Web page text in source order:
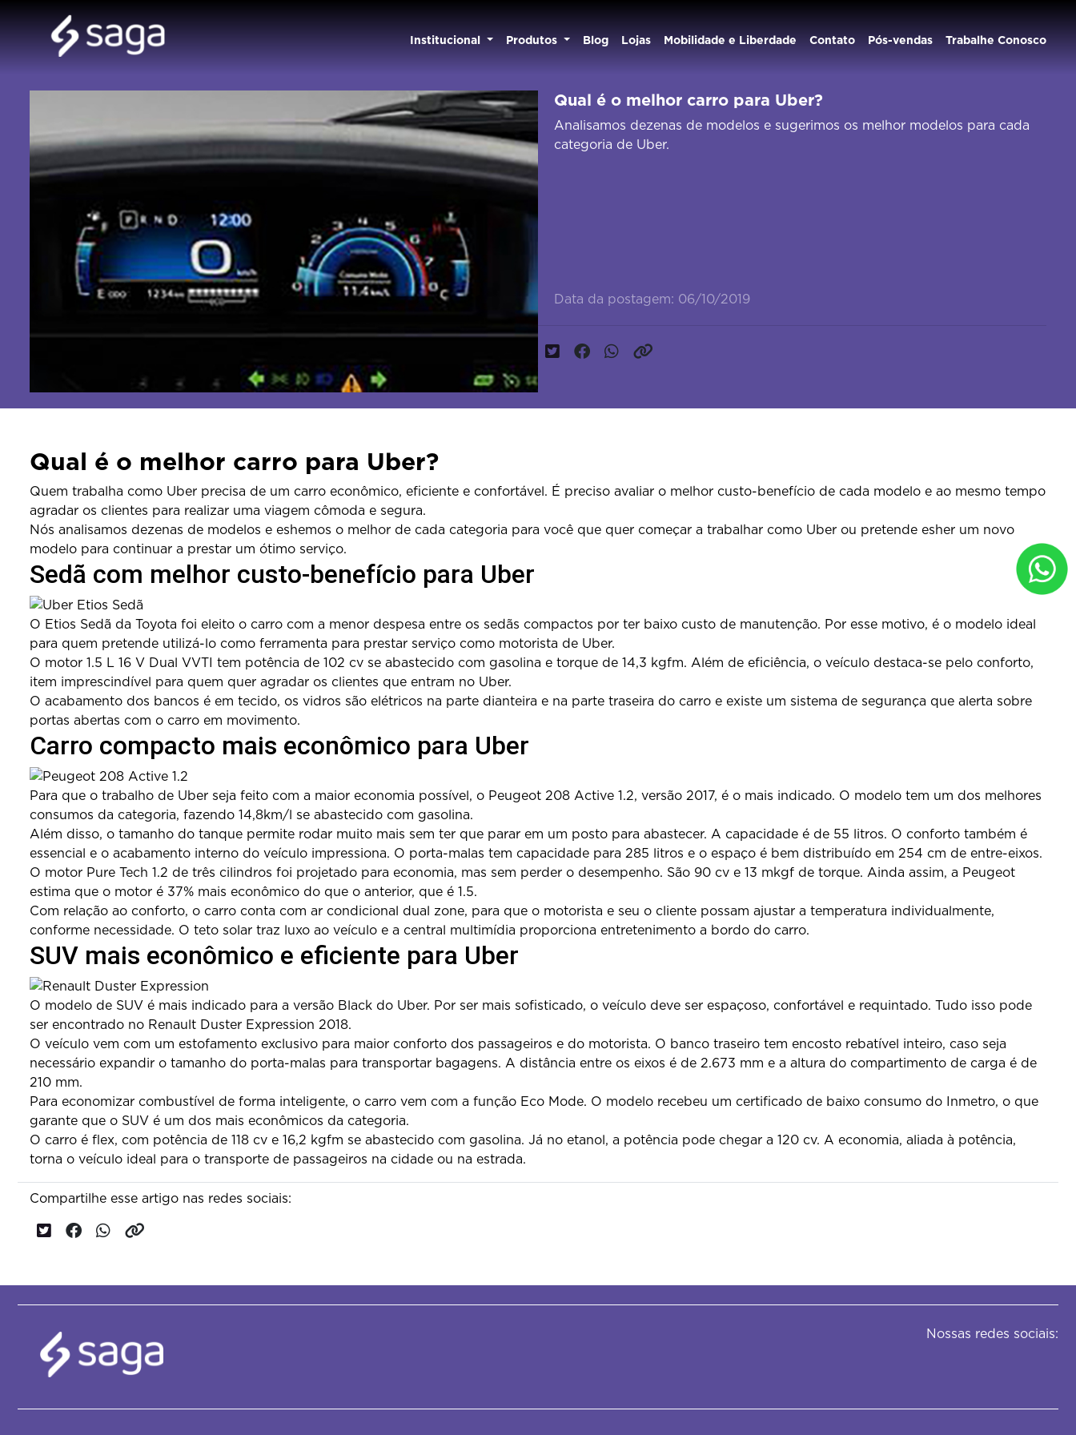
Institucional Produtos Blog Lojas Mobilidade e Liberdade Contato Pós-vendas Trabalhe Conosco
Qual é o melhor carro para Uber?
Analisamos dezenas de modelos e sugerimos os melhor modelos para cada
categoria de Uber.
Data da postagem: 06/10/2019
Qual é o melhor carro para Uber?
Quem trabalha como Uber precisa de um carro econômico, eficiente e confortável. É preciso avaliar o melhor custo-benefício de cada modelo e ao mesmo tempo
agradar os clientes para realizar uma viagem cômoda e segura.
Nós analisamos dezenas de modelos e eshemos o melhor de cada categoria para você que quer começar a trabalhar como Uber ou pretende esher um novo
modelo para continuar a prestar um ótimo serviço.
Sedã com melhor custo-benefício para Uber
O Etios Sedã da Toyota foi eleito o carro com a menor despesa entre os sedãs compactos por ter baixo custo de manutenção. Por esse motivo, é o modelo ideal
para quem pretende utilizá-lo como ferramenta para prestar serviço como motorista de Uber.
O motor 1.5 L 16 V Dual VVTI tem potência de 102 cv se abastecido com gasolina e torque de 14,3 kgfm. Além de eficiência, o veículo destaca-se pelo conforto,
item imprescindível para quem quer agradar os clientes que entram no Uber.
O acabamento dos bancos é em tecido, os vidros são elétricos na parte dianteira e na parte traseira do carro e existe um sistema de segurança que alerta sobre
portas abertas com o carro em movimento.
Carro compacto mais econômico para Uber
Para que o trabalho de Uber seja feito com a maior economia possível, o Peugeot 208 Active 1.2, versão 2017, é o mais indicado. O modelo tem um dos melhores
consumos da categoria, fazendo 14,8km/l se abastecido com gasolina.
Além disso, o tamanho do tanque permite rodar muito mais sem ter que parar em um posto para abastecer. A capacidade é de 55 litros. O conforto também é
essencial e o acabamento interno do veículo impressiona. O porta-malas tem capacidade para 285 litros e o espaço é bem distribuído em 254 cm de entre-eixos.
O motor Pure Tech 1.2 de três cilindros foi projetado para economia, mas sem perder o desempenho. São 90 cv e 13 mkgf de torque. Ainda assim, a Peugeot
estima que o motor é 37% mais econômico do que o anterior, que é 1.5.
Com relação ao conforto, o carro conta com ar condicional dual zone, para que o motorista e seu o cliente possam ajustar a temperatura individualmente,
conforme necessidade. O teto solar traz luxo ao veículo e a central multimídia proporciona entretenimento a bordo do carro.
SUV mais econômico e eficiente para Uber
O modelo de SUV é mais indicado para a versão Black do Uber. Por ser mais sofisticado, o veículo deve ser espaçoso, confortável e requintado. Tudo isso pode
ser encontrado no Renault Duster Expression 2018.
O veículo vem com um estofamento exclusivo para maior conforto dos passageiros e do motorista. O banco traseiro tem encosto rebatível inteiro, caso seja
necessário expandir o tamanho do porta-malas para transportar bagagens. A distância entre os eixos é de 2.673 mm e a altura do compartimento de carga é de
210 mm.
Para economizar combustível de forma inteligente, o carro vem com a função Eco Mode. O modelo recebeu um certificado de baixo consumo do Inmetro, o que
garante que o SUV é um dos mais econômicos da categoria.
O carro é flex, com potência de 118 cv e 16,2 kgfm se abastecido com gasolina. Já no etanol, a potência pode chegar a 120 cv. A economia, aliada à potência,
torna o veículo ideal para o transporte de passageiros na cidade ou na estrada.
Compartilhe esse artigo nas redes sociais:
Nossas redes sociais: